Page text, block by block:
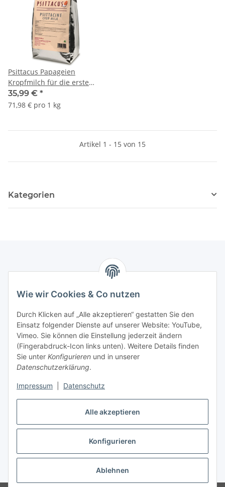
Alle akzeptieren
Konfigurieren
Ablehnen
Wie wir Cookies & Co nutzen
Durch Klicken auf „Alle akzeptieren“ gestatten Sie den
Einsatz folgender Dienste auf unserer Website: YouTube,
Vimeo. Sie können die Einstellung jederzeit ändern
(Fingerabdruck-Icon links unten). Weitere Details finden
Sie unter Konfigurieren und in unserer
Datenschutzerklärung.
Impressum Datenschutz
Psittacus Papageien
Kropfmilch für die erste
Woche 500g
35,99 € *
71,98 € pro 1 kg
Artikel 1 - 15 von 15
Kategorien
Mein Konto
Hosting, Design & JTL-Support
masterframe GmbH
* Alle Preise inkl. gesetzlicher USt., zzgl.Versand